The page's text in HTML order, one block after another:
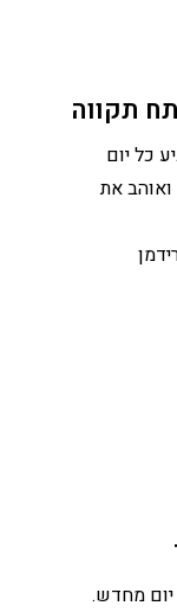
תקווה
כל יום
ואוהב את
יום מחדש.